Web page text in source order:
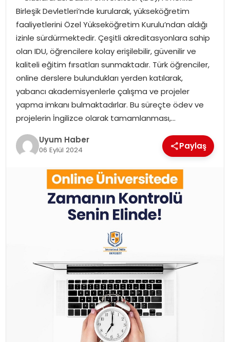
SPOR
TEKNOLOJI
SAĞLIK
MAGAZIN
YAŞAM
Birleşik Devletleri’nde kurularak, yükseköğretim
faaliyetlerini Özel Yükseköğretim Kurulu’ndan aldığı
izinle sürdürmektedir. Çeşitli akreditasyonlara sahip
olan IDU, öğrencilere kolay erişilebilir, güvenilir ve
kaliteli eğitim fırsatları sunmaktadır. Türk öğrenciler,
online derslere bulundukları yerden katılarak,
yabancı akademisyenlerle çalışma ve projeler
yapma imkanı bulmaktadırlar. Bu süreçte ödev ve
projelerin İngilizce olarak tamamlanması,…
Uyum Haber
06 Eylül 2024 Paylaş